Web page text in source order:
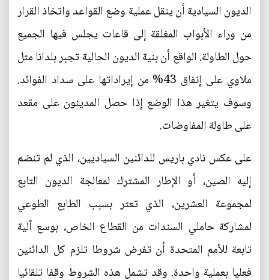
الديون السيادية أن ينقل عملية وضع القواعد واتخاذ القرار
من وراء الأبواب المغلقة إلى قاعات يجلس فيها الجميع
حول الطاولة. الواقع أن بنية الديون الحالية تجبر بلدانا مثل
ملاوي على إنفاق 43% من إيراداتها على سداد الفوائد.
وسوف يتغير هذا الوضع إذا حصل المدينون على مقعد
على طاولة المفاوضات.
على عكس نادي باريس للدائنين السياديين، الذي لم تنضم
إليه الصين، أو الإطار المشترك لمعالجة الديون التابع
لمجموعة العشرين، الذي تعثر بسبب الطابع الطوعي
لمشاركة حاملي السندات من القطاع الخاص، بوسع آلية
تابعة للأمم المتحدة أن تفرض شروطا تلزم كل الدائنين
فعليا بعملية واحدة. وقد تشمل هذه الشروط وقفا تلقائيا